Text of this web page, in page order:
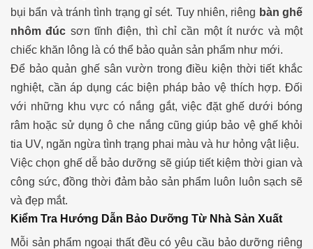
bụi bẩn và tránh tình trạng gỉ sét. Tuy nhiên, riêng bàn ghế
nhôm đúc sơn tĩnh điện, thì chỉ cần một ít nước và một
chiếc khăn lông là có thể bảo quản sản phẩm như mới.
Để bảo quản ghế sân vườn trong điều kiện thời tiết khắc
nghiệt, cần áp dụng các biện pháp bảo vệ thích hợp. Đối
với những khu vực có nắng gắt, việc đặt ghế dưới bóng
râm hoặc sử dụng ô che nắng cũng giúp bảo vệ ghế khỏi
tia UV, ngăn ngừa tình trạng phai màu và hư hỏng vật liệu.
Việc chọn ghế dễ bảo dưỡng sẽ giúp tiết kiệm thời gian và
công sức, đồng thời đảm bảo sản phẩm luôn luôn sạch sẽ
và đẹp mắt.
Kiểm Tra Hướng Dẫn Bảo Dưỡng Từ Nhà Sản Xuất
Mỗi sản phẩm ngoại thất đều có yêu cầu bảo dưỡng riêng